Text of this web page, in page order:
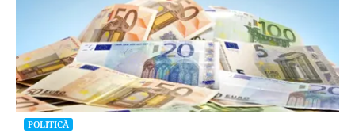
POLITICĂ